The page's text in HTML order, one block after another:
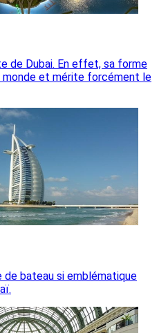
de Dubai. En effet, sa forme
monde et mérite forcément le
de bateau si emblématique